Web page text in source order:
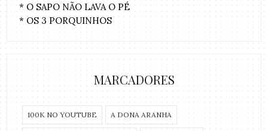
* O SAPO NÃO LAVA O PÉ
* OS 3 PORQUINHOS
MARCADORES
100K NO YOUTUBE A DONA ARANHA